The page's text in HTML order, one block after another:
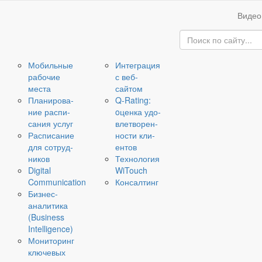
Мо­биль­ные
ра­бо­чие
места
Пла­ни­ро­ва­
ние рас­пи­
са­ния услуг
Рас­пи­са­ние
для со­труд­
ни­ков
Digital
Communication
Бизнес-​
аналитика
(Business
Intelligence)
Мо­ни­то­ринг
клю­че­вых
Ин­те­гра­ция
с веб-​
сайтом
Q-​Rating:
oценка удо­
вле­тво­рен­
но­сти кли­
ен­тов
Тех­но­ло­гия
WiTouch
Кон­сал­тинг
Видео